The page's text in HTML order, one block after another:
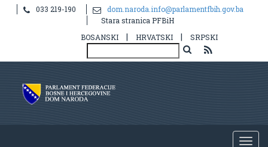
033 219-190
dom.naroda.info@parlamentfbih.gov.ba
Stara stranica PFBiH
BOSANSKI
| HRVATSKI | SRPSKI